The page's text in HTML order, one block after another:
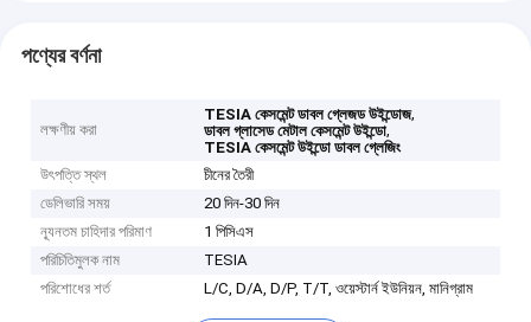
পণ্যের বর্ণনা
লক্ষণীয় করা
TESIA কেসমেন্ট ডাবল গ্লেজড উইন্ডোজ,
ডাবল গ্লাসেড মেটাল কেসমেন্ট উইন্ডো,
TESIA কেসমেন্ট উইন্ডো ডাবল গ্লেজিং
উৎপত্তি স্থল
চীনের তৈরী
ডেলিভারি সময়
20 দিন-30 দিন
ন্যূনতম চাহিদার পরিমাণ
1 পিসিএস
পরিচিতিমুলক নাম
TESIA
পরিশোধের শর্ত
L/C, D/A, D/P, T/T, ওয়েস্টার্ন ইউনিয়ন, মানিগ্রাম